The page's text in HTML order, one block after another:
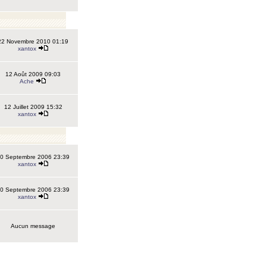
Novembre 2010 01:19
xantox
12 Août 2009 09:03
Ache
12 Juillet 2009 15:32
xantox
Septembre 2006 23:39
xantox
Septembre 2006 23:39
xantox
Aucun message